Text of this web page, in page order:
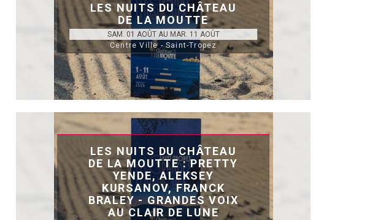
LES NUITS DU CHÂTEAU
DE LA MOUTTE
SAM. 01 AOÛT AU MAR. 11 AOÛT
Centre Ville - Saint-Tropez
LES NUITS DU CHÂTEAU
DE LA MOUTTE : PRETTY
YENDE, ALEKSEY
KURSANOV, FRANCK
BRALEY - GRANDES VOIX
AU CLAIR DE LUNE